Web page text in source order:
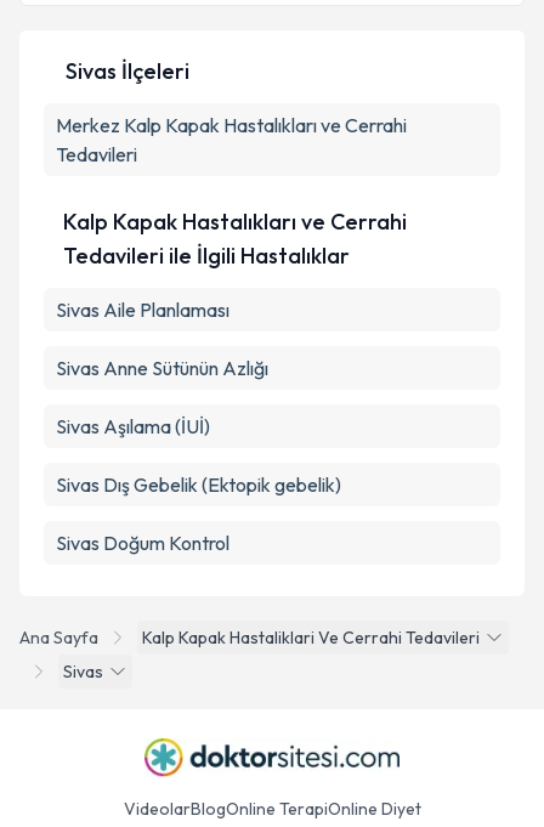
Kişisel verilerimin işlenmesine ilişkin
Metni'ni okudum ve kişisel verilerimin belirtilen
Ana Sayfa
Kalp Kapak Hastaliklari Ve Cerrahi Tedavileri
Sivas
Sivas İlçeleri
Merkez Kalp Kapak Hastalıkları ve Cerrahi
Tedavileri
Kalp Kapak Hastalıkları ve Cerrahi
Tedavileri ile İlgili Hastalıklar
Sivas Aile Planlaması
Sivas Anne Sütünün Azlığı
Sivas Aşılama (İUİ)
Sivas Dış Gebelik (Ektopik gebelik)
Sivas Doğum Kontrol
VideolarBlogOnline TerapiOnline Diyet